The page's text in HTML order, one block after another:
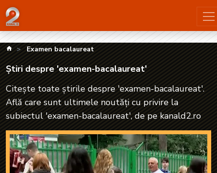
Știri despre 'examen-bacalaureat'| kanald2.ro
kanald.ro
Examen bacalaureat
Știri despre 'examen-bacalaureat'
Citește toate știrile despre 'examen-bacalaureat'.
Află care sunt ultimele noutăți cu privire la
subiectul 'examen-bacalaureat', de pe kanald2.ro